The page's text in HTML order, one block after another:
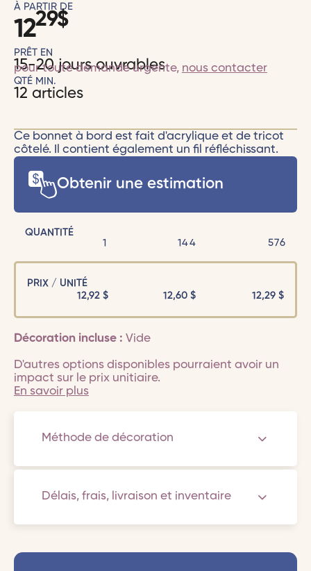
À PARTIR DE
1229$
PRÊT EN
15-20 jours ouvrables
pour toute demande urgente, nous contacter
QTÉ MIN.
12 articles
Ce bonnet à bord est fait d'acrylique et de tricot
côtelé. Il contient également un fil réfléchissant.
Obtenir une estimation
QUANTITÉ
1
144 576
PRIX / UNITÉ
12,92 $ 12,60$ 12,29$
Décoration incluse : Vide
D'autres options disponibles pourraient avoir un
impact sur le prix unitiaire.
En savoir plus
Méthode de décoration
Délais, frais, livraison et inventaire